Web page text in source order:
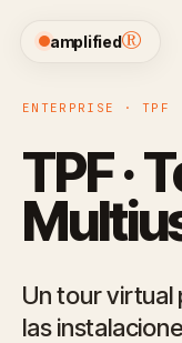
amplified®
ENTERPRISE · TPF
TPF ·
Un tour virtual
las